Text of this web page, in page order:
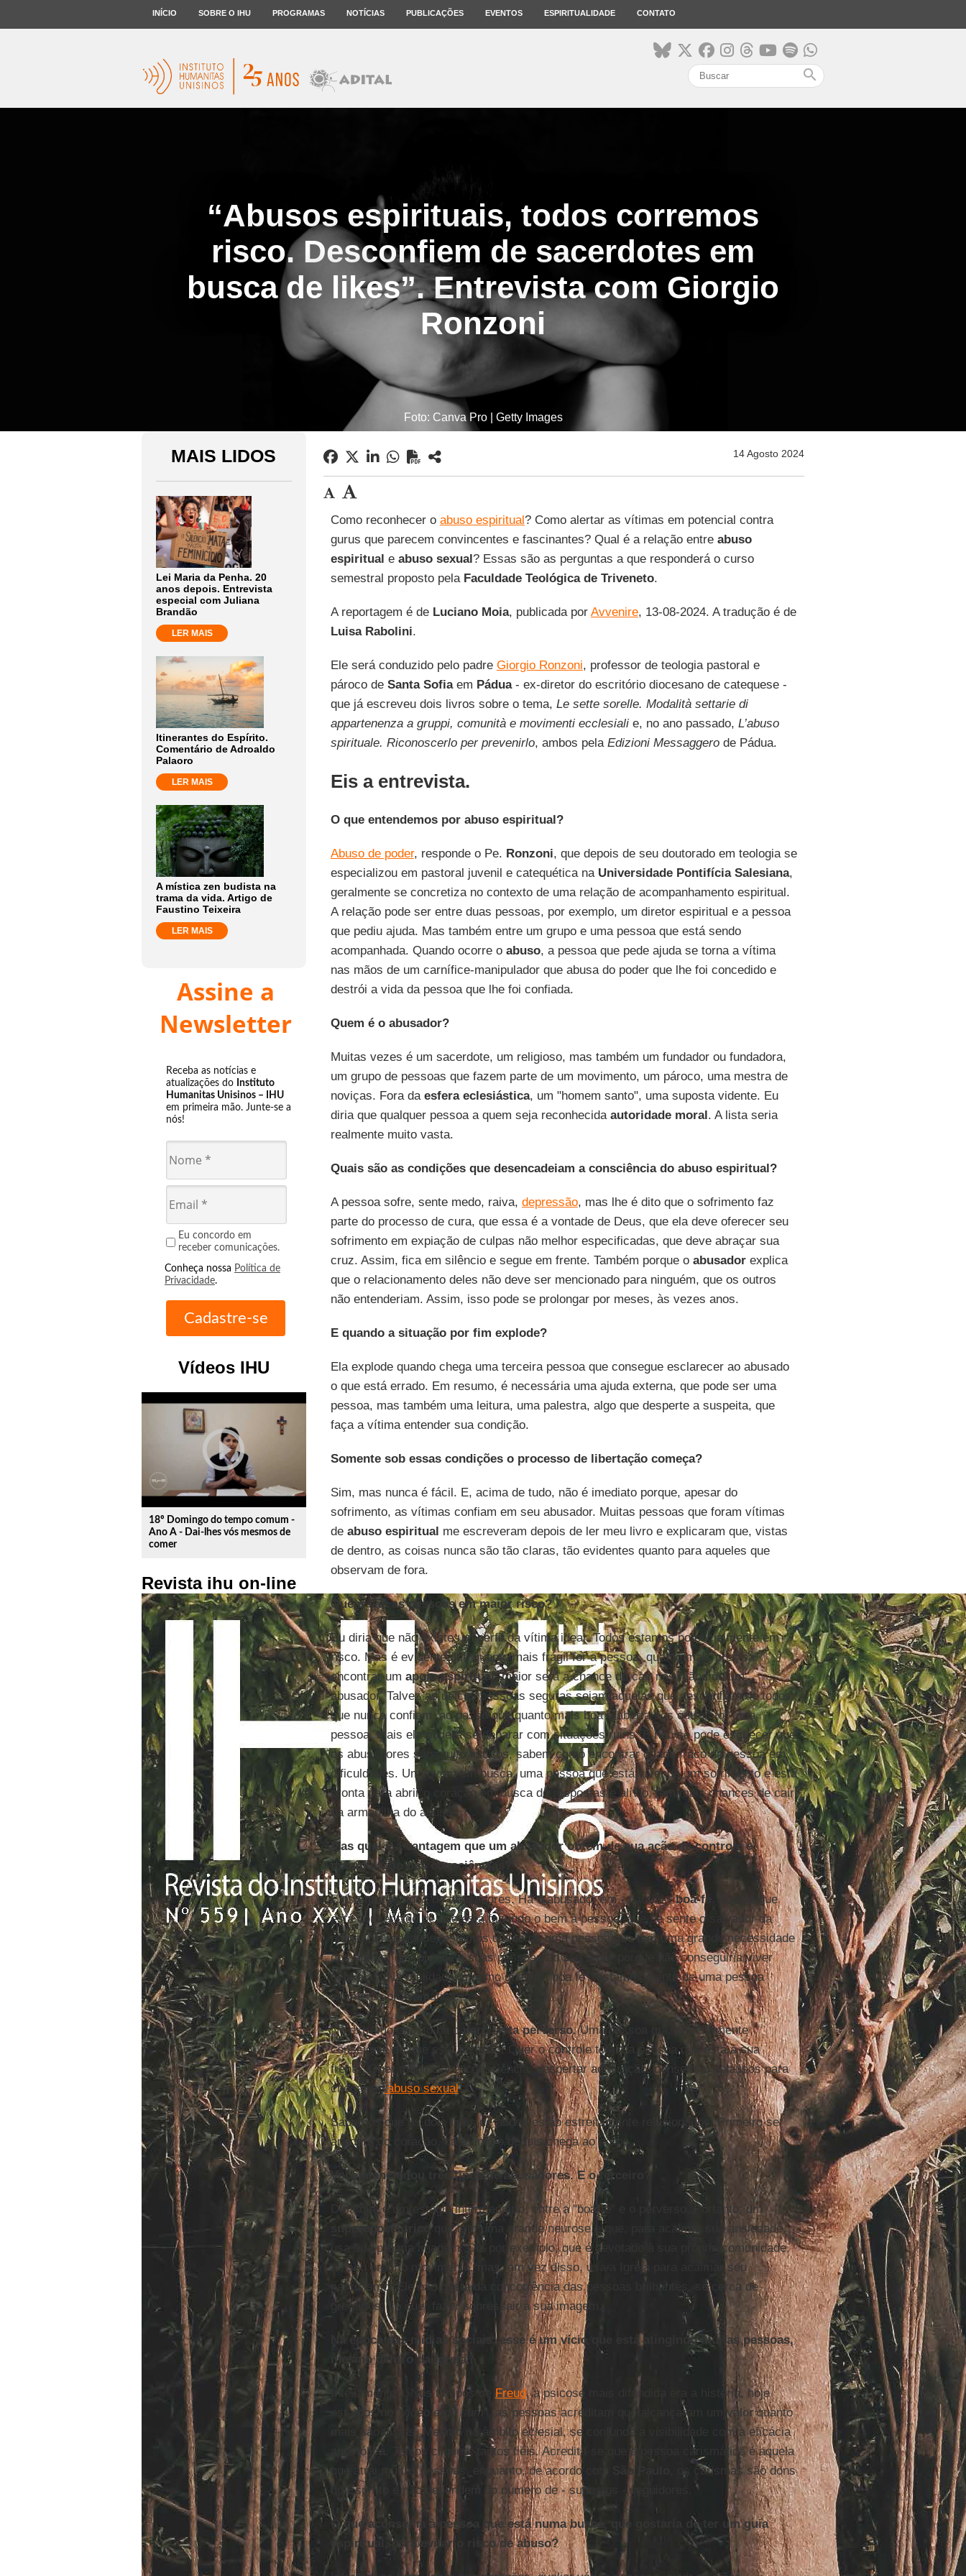
INÍCIO SOBRE O IHU PROGRAMAS NOTÍCIAS PUBLICAÇÕES EVENTOS ESPIRITUALIDADE CONTATO
search
“Abusos espirituais, todos corremos
risco. Desconfiem de sacerdotes em
busca de likes”. Entrevista com Giorgio
Ronzoni
Foto: Canva Pro | Getty Images
MAIS LIDOS
Lei Maria da Penha. 20
anos depois. Entrevista
especial com Juliana
Brandão
LER MAIS
Itinerantes do Espírito.
Comentário de Adroaldo
Palaoro
LER MAIS
A mística zen budista na
trama da vida. Artigo de
Faustino Teixeira
LER MAIS
Assine a
Newsletter
Receba as notícias e
atualizações do Instituto
Humanitas Unisinos – IHU
em primeira mão. Junte-se a
nós!
Eu concordo em
receber comunicações.
Conheça nossa Política de
Privacidade.
Vídeos IHU
play_circle_outline
18º Domingo do tempo comum -
Ano A - Dai-lhes vós mesmos de
comer
Revista ihu on-line
14 Agosto 2024
Como reconhecer o abuso espiritual? Como alertar as vítimas em potencial contra
gurus que parecem convincentes e fascinantes? Qual é a relação entre abuso
espiritual e abuso sexual? Essas são as perguntas a que responderá o curso
semestral proposto pela Faculdade Teológica de Triveneto.
A reportagem é de Luciano Moia, publicada por Avvenire, 13-08-2024. A tradução é de
Luisa Rabolini.
Ele será conduzido pelo padre Giorgio Ronzoni, professor de teologia pastoral e
pároco deSanta Sofiaem Pádua- ex-diretor do escritório diocesano de catequese -
que já escreveu dois livros sobre o tema, Le sette sorelle. Modalità settarie di
appartenenza a gruppi, comunità e movimenti ecclesialie, no ano passado, L’abuso
spirituale. Riconoscerlo per prevenirlo, ambos pela Edizioni Messaggerode Pádua.
Eis a entrevista.
O que entendemos por abuso espiritual?
Abuso de poder, responde o Pe. Ronzoni, que depois de seu doutorado em teologia se
especializou em pastoral juvenil e catequética na Universidade Pontifícia Salesiana,
geralmente se concretiza no contexto de uma relação de acompanhamento espiritual.
A relação pode ser entre duas pessoas, por exemplo, um diretor espiritual e a pessoa
que pediu ajuda. Mas também entre um grupo e uma pessoa que está sendo
acompanhada. Quando ocorre o abuso, a pessoa que pede ajuda se torna a vítima
nas mãos de um carnífice-manipulador que abusa do poder que lhe foi concedido e
destrói a vida da pessoa que lhe foi confiada.
Quem é o abusador?
Muitas vezes é um sacerdote, um religioso, mas também um fundador ou fundadora,
um grupo de pessoas que fazem parte de um movimento, um pároco, uma mestra de
noviças. Fora da esfera eclesiástica, um "homem santo", uma suposta vidente. Eu
diria que qualquer pessoa a quem seja reconhecida autoridade moral. A lista seria
realmente muito vasta.
Quais são as condições que desencadeiam a consciência do abuso espiritual?
A pessoa sofre, sente medo, raiva, depressão, mas lhe é dito que o sofrimento faz
parte do processo de cura, que essa é a vontade de Deus, que ela deve oferecer seu
sofrimento em expiação de culpas não melhor especificadas, que deve abraçar sua
cruz. Assim, fica em silêncio e segue em frente. Também porque o abusadorexplica
que o relacionamento deles não deve ser mencionado para ninguém, que os outros
não entenderiam. Assim, isso pode se prolongar por meses, às vezes anos.
E quando a situação por fim explode?
Ela explode quando chega uma terceira pessoa que consegue esclarecer ao abusado
o que está errado. Em resumo, é necessária uma ajuda externa, que pode ser uma
pessoa, mas também uma leitura, uma palestra, algo que desperte a suspeita, que
faça a vítima entender sua condição.
Somente sob essas condições o processo de libertação começa?
Sim, mas nunca é fácil. E, acima de tudo, não é imediato porque, apesar do
sofrimento, as vítimas confiam em seu abusador. Muitas pessoas que foram vítimas
de abuso espiritual me escreveram depois de ler meu livro e explicaram que, vistas
de dentro, as coisas nunca são tão claras, tão evidentes quanto para aqueles que
observam de fora.
Quem são as pessoas em maior risco?
Eu diria que não existe um perfil da vítima ideal. Todos estamos potencialmente em
risco. Mas é evidente que quanto mais frágil for a pessoa, quanto mais precisa
encontrar um apoio espiritual, maior será a chance de cair nas mãos de um
abusador. Talvez as únicas pessoas seguras sejam aquelas que desconfiam de todos,
que nunca confiam, ao passo que quanto mais boa e aberta aos outros for uma
pessoa, mais ela poderá se deparar com situações ruins. E não se pode esquecer que
os abusadores são muito astutos, sabem como encontrar o lado fraco da pessoa em
dificuldades. Um jovem em busca, uma pessoa que está vivendo um sofrimento e está
pronta para abrir o coração em busca de respostas e alívio, tem mais chances de cair
na armadilha do abuso.
Mas qual é a vantagem que um abusador obtém de sua ação de controle e
manipulação das consciências?
Existem três tipos de abusadores. Há o abusador em - parcial -boa-fé
. Aquele que
está convencido de que está fazendo o bem à pessoa, que se sente o salvador da
pátria. Na realidade, estamos diante de uma pessoa que tem uma grande necessidade
dos outros, que prende a si as pessoas ao seu redor porque não conseguiria viver
sem elas. Na realidade, mesmo que em "boa fé", estamos diante de uma pessoa
altamente problemática.
No extremo oposto há o narcisista perverso. Uma pessoa má, perfeitamente
consciente do que está fazendo. Quer o controle total da pessoa que está à sua
frente. Quer manipular a consciência, despertar admiração, consenso, aplausos para
chegar aoabuso sexual.
Sabemos que os dois tipos de abuso estão estreitamente relacionados. Primeiro se
apodera do coração, da mente e depois chega ao corpo.
Você mencionou três tipos de abusadores. E o terceiro?
Diria que é um estágio intermediário, entre a "boa-fé" e o perverso. Portanto, um
superegocêntricoque tem uma grande neurose e que, para acalmar sua ansiedade,
usa sua própria imagem. Diz por exemplo, que é devotado à sua própria comunidade,
ao seu próprio movimento, mas, em vez disso, usa a Igreja para acalmar seu
narcisismo. Ele não gosta da concorrência das pessoas brilhantes, se cerca de
gregários, só quer fazer sobressair a sua imagem.
Na época das mídias sociais, esse é um vício que está atingindo muitas pessoas,
mesmo dentro da Igreja...
Infelizmente... Nos tempos de Freud, a psicose mais difundida era a histeria, hoje
estamos no " video ergo sum
", as pessoas acreditam que alcançaram um valor quanto
mais são vistas. Mesmo no âmbito eclesial, se confunde a visibilidade com a eficácia
apostólica. Tantos cliques, tantos fiéis. Acredita-se que a pessoa carismática é aquela
que atrai muitas pessoas, enquanto, de acordo com
São Paulo
, os carismas são dons
do Espírito e não dependem do número de - supostos - seguidores.
O que aconselha à pessoa que está numa busca, que gostaria de ter um guia
espiritual, para evitar o risco de abuso?